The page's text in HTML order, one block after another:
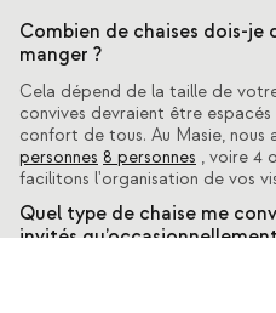
Combien de chaises dois-je
manger ?
Cela dépend de la taille de
convives devraient être
confort de tous. Au Masie, nous
personnes 8 personnes , voire 4
facilitons l'organisation de vos
Quel type de chaise me
invités